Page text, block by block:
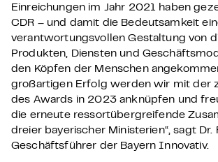
Einreichungen im Jahr 2021 haben
CDR – und damit die Bedeutsamkeit
verantwortungsvollen Gestaltung von
Produkten, Diensten und
den Köpfen der Menschen
großartigen Erfolg werden wir mit der
des Awards in 2023 anknüpfen und
die erneute ressortübergreifende
dreier bayerischer Ministerien“, sagt Dr.
Geschäftsführer der Bayern Innovativ.